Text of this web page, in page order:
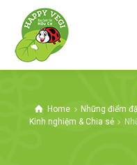
Home
Những điểm
Kinh nghiệm & Chia sẻ